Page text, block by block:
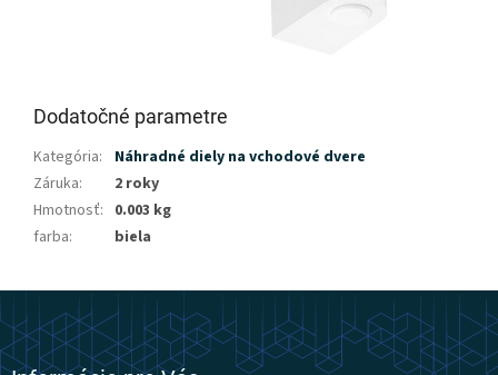
Dodatočné parametre
Kategória:
Náhradné diely na vchodové dvere
Záruka:
2 roky
Hmotnosť: 0.003 kg
farba: biela
Z
á
p